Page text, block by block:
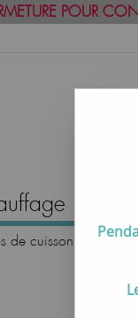
POUR
de cuisson